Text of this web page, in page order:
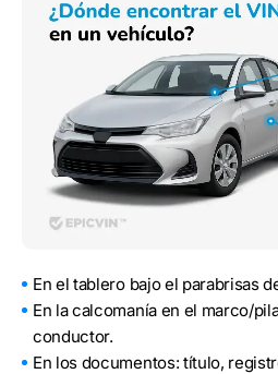
En el tablero bajo el parabrisas
En la calcomanía en el marco/
conductor.
En los documentos: título,